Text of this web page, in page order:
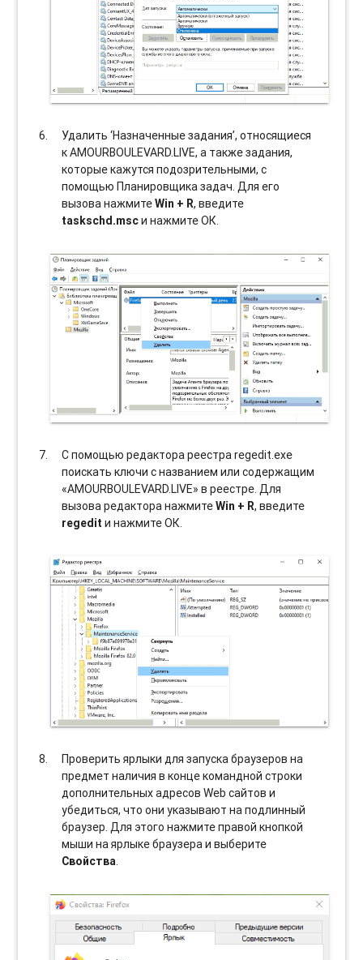
Удалить ‘Назначенные задания’, относящиеся
к AMOURBOULEVARD.LIVE, а также задания,
которые кажутся подозрительными, с
помощью Планировщика задач. Для его
вызова нажмитеWin + R, введите
taskschd.mscи нажмите ОК.
С помощью редактора реестра regedit.exe
поискать ключи с названием или содержащим
«AMOURBOULEVARD.LIVE» в реестре. Для
вызова редактора нажмитеWin + R, введите
regedit и нажмите ОК.
Проверить ярлыки для запуска браузеров на
предмет наличия в конце командной строки
дополнительных адресов Web сайтов и
убедиться, что они указывают на подлинный
браузер. Для этого нажмите правой кнопкой
мыши на ярлыке браузера и выберите
Свойства.